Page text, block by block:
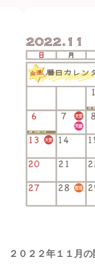
２０２２年１１月